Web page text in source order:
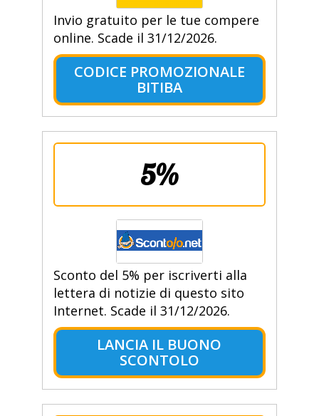
Invio gratuito per le tue compere
online. Scade il 31/12/2026.
CODICE PROMOZIONALE
BITIBA
5%
Sconto del 5% per iscriverti alla
lettera di notizie di questo sito
Internet. Scade il 31/12/2026.
LANCIA IL BUONO
SCONTOLO